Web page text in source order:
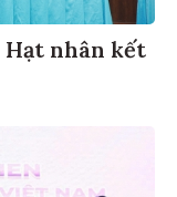
Hạt nhân kết